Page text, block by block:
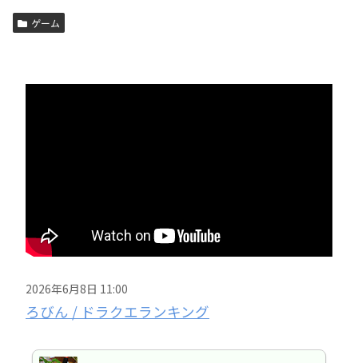
ゲーム
2026年6月8日 11:00
ろびん / ドラクエランキング